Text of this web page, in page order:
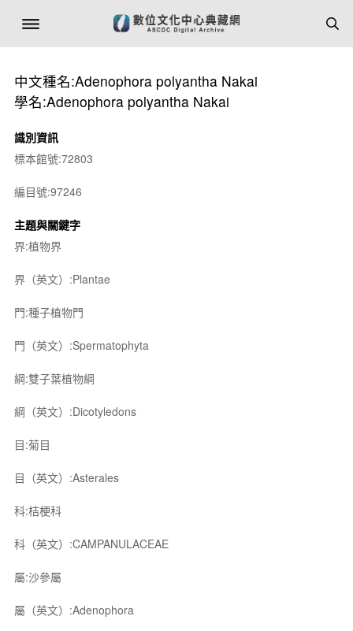
中文種名:Adenophora polyantha Nakai
學名:Adenophora polyantha Nakai
識別資訊
標本館號:72803
編目號:97246
主題與關鍵字
界:植物界
界（英文）:Plantae
門:種子植物門
門（英文）:Spermatophyta
綱:雙子葉植物綱
綱（英文）:Dicotyledons
目:菊目
目（英文）:Asterales
科:桔梗科
科（英文）:CAMPANULACEAE
屬:沙參屬
屬（英文）:Adenophora